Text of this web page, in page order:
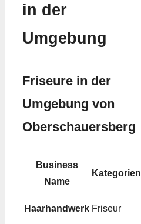
in der
Umgebung
Friseure in der
Umgebung von
Oberschauersberg
Business
Name
Kategorien
Haarhandwerk Friseur